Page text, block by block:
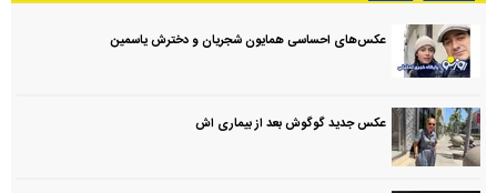
عکس‌های احساسی همایون شجریان و دخترش یاسمین
عکس جدید گوگوش بعد از بیماری اش